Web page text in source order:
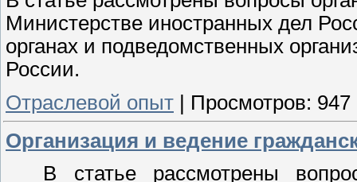
Министерстве иностранных дел
органах и подведомственных
России.
Отраслевой опыт
Просмотров: 947
Организация и ведение
В статье рассмотрены